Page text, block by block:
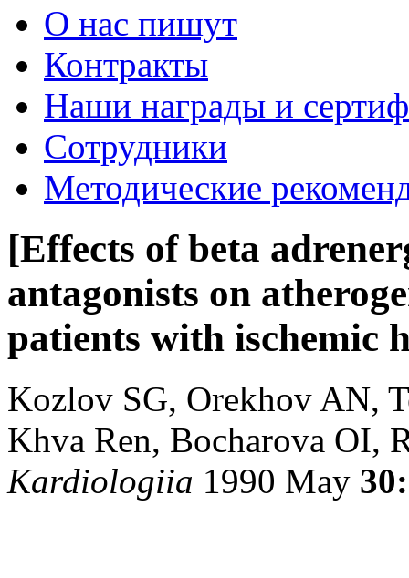
О нас пишут
Контракты
Наши награды и
Сотрудники
Методические
[Effects of beta
antagonists on
patients with ischemic
Kozlov SG, Orekhov AN,
Khva Ren, Bocharova OI,
Kardiologiia 1990 May